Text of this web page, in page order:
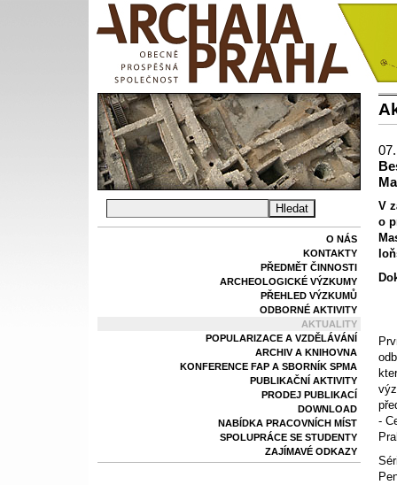
V
o
-
O NÁS
KONTAKTY
PŘEDMĚT ČINNOSTI
ARCHEOLOGICKÉ VÝZKUMY
PŘEHLED VÝZKUMŮ
ODBORNÉ AKTIVITY
AKTUALITY
POPULARIZACE A VZDĚLÁVÁNÍ
ARCHIV A KNIHOVNA
KONFERENCE FAP A SBORNÍK SPMA
PUBLIKAČNÍ AKTIVITY
PRODEJ PUBLIKACÍ
DOWNLOAD
NABÍDKA PRACOVNÍCH MÍST
SPOLUPRÁCE SE STUDENTY
ZAJÍMAVÉ ODKAZY